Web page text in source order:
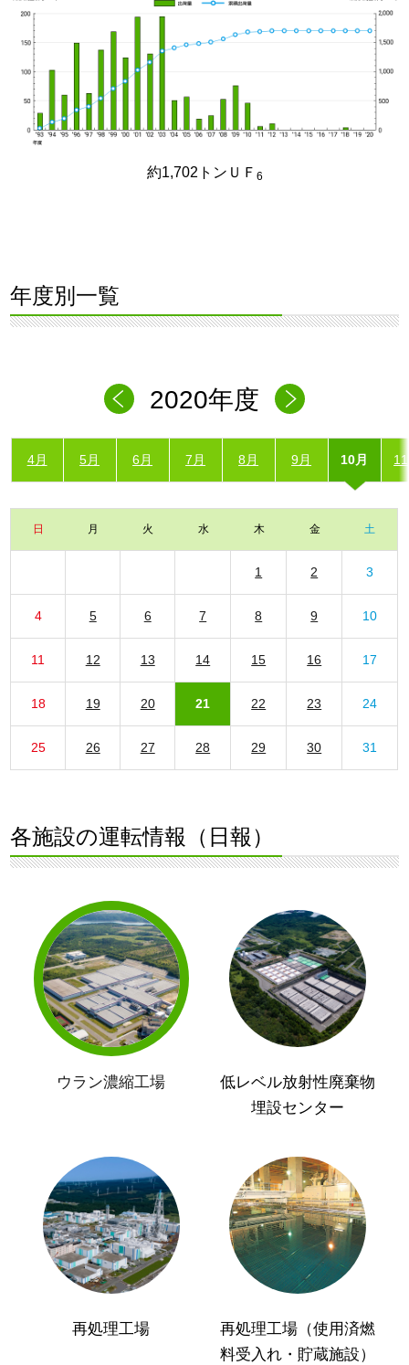
約1,702トンＵＦ 6
年度別一覧
2020年度
4月 5月 6月 7月 8月 9月 10月
日 月 火 水 木 金 土
1 2 3
4 5 6 7 8 9 10
11 12 13 14 15 16 17
18 19 20 21 22 23 24
25 26 27 28 29 30 31
各施設の運転情報（日報）
ウラン濃縮工場
低レベル放射性廃棄物
埋設センター
再処理工場
再処理工場（使用済燃
料受入れ・貯蔵施設）